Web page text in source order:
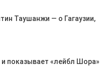
Таушанжи — о Гагаузии,
показывает «лейбл Шора»